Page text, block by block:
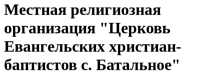
Местная религиозная
организация "Церковь
Евангельских христиан-
баптистов с. Батальное"